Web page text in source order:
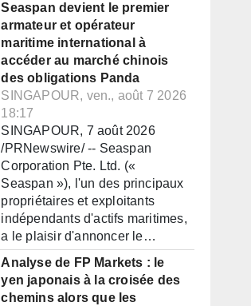
Seaspan devient le premier
armateur et opérateur
maritime international à
accéder au marché chinois
des obligations Panda
SINGAPOUR, ven., août 7 2026
18:17
SINGAPOUR, 7 août 2026
/PRNewswire/ -- Seaspan
Corporation Pte. Ltd. («
Seaspan »), l'un des principaux
propriétaires et exploitants
indépendants d'actifs maritimes,
a le plaisir d'annoncer le…
Analyse de FP Markets : le
yen japonais à la croisée des
chemins alors que les